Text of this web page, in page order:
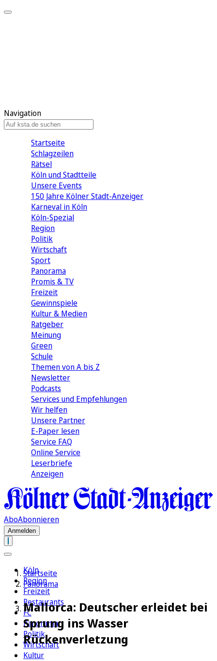
Navigation
Startseite
Schlagzeilen
Rätsel
Köln und Stadtteile
Unsere Events
150 Jahre Kölner Stadt-Anzeiger
Karneval in Köln
Köln-Spezial
Region
Politik
Wirtschaft
Sport
Panorama
Promis & TV
Freizeit
Gewinnspiele
Kultur & Medien
Ratgeber
Meinung
Green
Schule
Themen von A bis Z
Newsletter
Podcasts
Services und Empfehlungen
Wir helfen
Unsere Partner
E-Paper lesen
Service FAQ
Online Service
Leserbriefe
Anzeigen
AboAbonnieren
Anmelden
Köln
Region
Freizeit
Restaurants
FC
Panorama
Politik
Wirtschaft
Kultur
Startseite
Panorama
Mallorca: Deutscher erleidet bei
Sprung ins Wasser
Rückenverletzung